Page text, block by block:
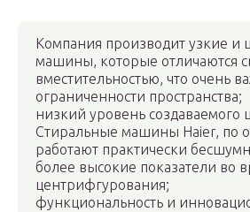
Компания производит узкие и
машины, которые отличаются
вместительностью, что очень
ограниченности пространства;
низкий уровень создаваемого
Стиральные машины Haier, по
работают практически
более высокие показатели во
центрифгурования;
функциональность и